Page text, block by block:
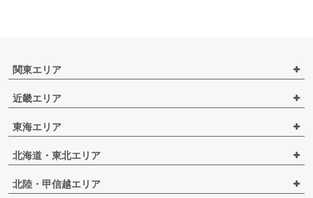
関東エリア
近畿エリア
東海エリア
北海道・東北エリア
北陸・甲信越エリア